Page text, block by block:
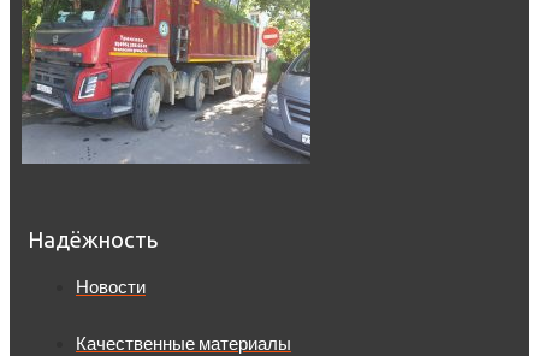
Надёжность
Новости
Качественные материалы